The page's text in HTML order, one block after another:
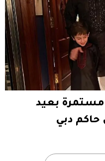
مستمرة بعيد
دبي